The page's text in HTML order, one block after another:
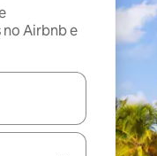
Airbnb e
explore-os